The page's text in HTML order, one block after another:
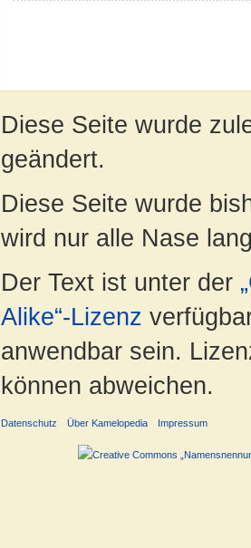
Diese Seite wurde
geändert.
Diese Seite wurde
wird nur alle Nase
Der Text ist unter der
Alike“-Lizenz
anwendbar sein.
können abweichen.
Datenschutz Über Kamelopedia Impressum